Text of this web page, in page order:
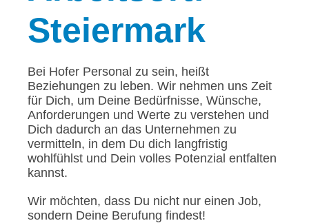
Steiermark
Bei Hofer Personal zu sein, heißt
Beziehungen zu leben. Wir nehmen uns Zeit
für Dich, um Deine Bedürfnisse, Wünsche,
Anforderungen und Werte zu verstehen und
Dich dadurch an das Unternehmen zu
vermitteln, in dem Du dich langfristig
wohlfühlst und Dein volles Potenzial entfalten
kannst.
Wir möchten, dass Du nicht nur einen Job,
sondern Deine Berufung findest!